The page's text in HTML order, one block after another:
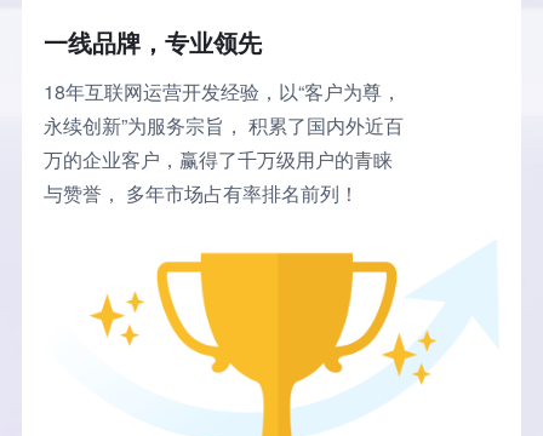
一线品牌，专业领先
18年互联网运营开发经验，以“客户为尊，
永续创新”为服务宗旨， 积累了国内外近百
万的企业客户，赢得了千万级用户的青睐
与赞誉， 多年市场占有率排名前列！